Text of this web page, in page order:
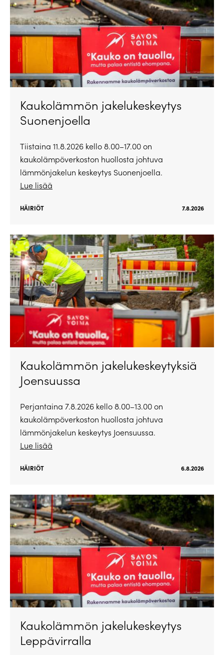
Kaukolämmön jakelukeskeytys
Suonenjoella
Tiistaina 11.8.2026 kello 8.00–17.00 on
kaukolämpöverkoston huollosta johtuva
lämmönjakelun keskeytys Suonenjoella.
Lue lisää
HÄIRIÖT 7.8.2026
Kaukolämmön jakelukeskeytyksiä
Joensuussa
Perjantaina 7.8.2026 kello 8.00–13.00 on
kaukolämpöverkoston huollosta johtuva
lämmönjakelun keskeytys Joensuussa.
Lue lisää
HÄIRIÖT 6.8.2026
Kaukolämmön jakelukeskeytys
Leppävirralla